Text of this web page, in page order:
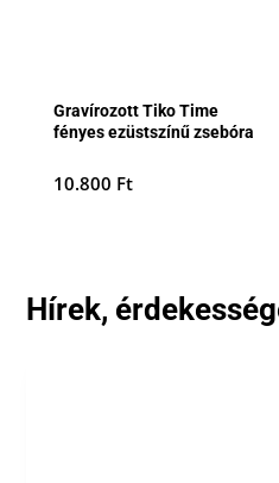
Gravírozott Tiko Time
fényes ezüstszínű zsebóra
10.800 Ft
Hírek,